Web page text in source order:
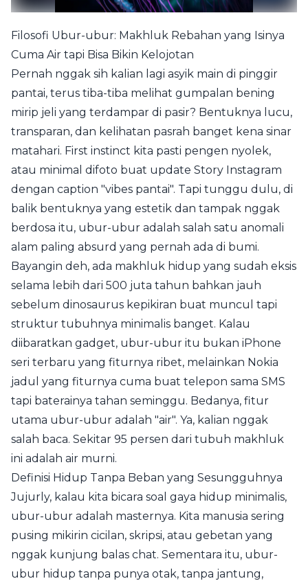
Filosofi Ubur-ubur: Makhluk Rebahan yang Isinya
Cuma Air tapi Bisa Bikin Kelojotan
Pernah nggak sih kalian lagi asyik main di pinggir
pantai, terus tiba-tiba melihat gumpalan bening
mirip jeli yang terdampar di pasir? Bentuknya lucu,
transparan, dan kelihatan pasrah banget kena sinar
matahari. First instinct kita pasti pengen nyolek,
atau minimal difoto buat update Story Instagram
dengan caption "vibes pantai". Tapi tunggu dulu, di
balik bentuknya yang estetik dan tampak nggak
berdosa itu, ubur-ubur adalah salah satu anomali
alam paling absurd yang pernah ada di bumi.
Bayangin deh, ada makhluk hidup yang sudah eksis
selama lebih dari 500 juta tahun bahkan jauh
sebelum dinosaurus kepikiran buat muncul tapi
struktur tubuhnya minimalis banget. Kalau
diibaratkan gadget, ubur-ubur itu bukan iPhone
seri terbaru yang fiturnya ribet, melainkan Nokia
jadul yang fiturnya cuma buat telepon sama SMS
tapi baterainya tahan seminggu. Bedanya, fitur
utama ubur-ubur adalah "air". Ya, kalian nggak
salah baca. Sekitar 95 persen dari tubuh makhluk
ini adalah air murni.
Definisi Hidup Tanpa Beban yang Sesungguhnya
Jujurly, kalau kita bicara soal gaya hidup minimalis,
ubur-ubur adalah masternya. Kita manusia sering
pusing mikirin cicilan, skripsi, atau gebetan yang
nggak kunjung balas chat. Sementara itu, ubur-
ubur hidup tanpa punya otak, tanpa jantung,